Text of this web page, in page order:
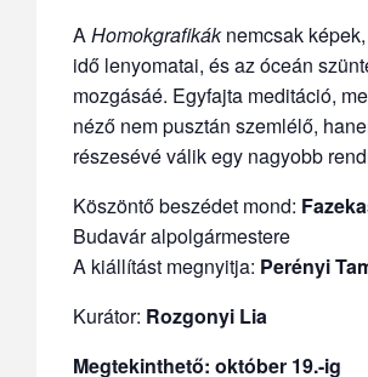
AHomokgrafikáknemcsak
idő lenyomatai, és az óceán
mozgásáé. Egyfajta meditáció,
néző nem pusztán szemlélő,
részesévé válik egy nagyobb
Köszöntő beszédet mond:
Budavár alpolgármestere
A kiállítást megnyitja: Perényi
Kurátor: Rozgonyi Lia
Megtekinthető: október 19.-ig